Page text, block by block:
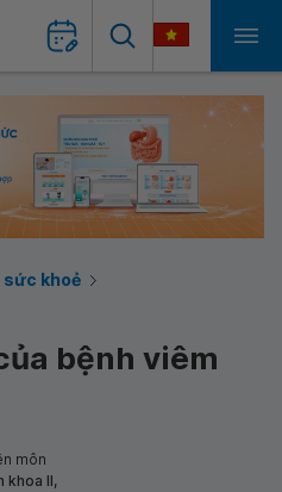
sức khoẻ
bệnh viêm
môn
khoa II,